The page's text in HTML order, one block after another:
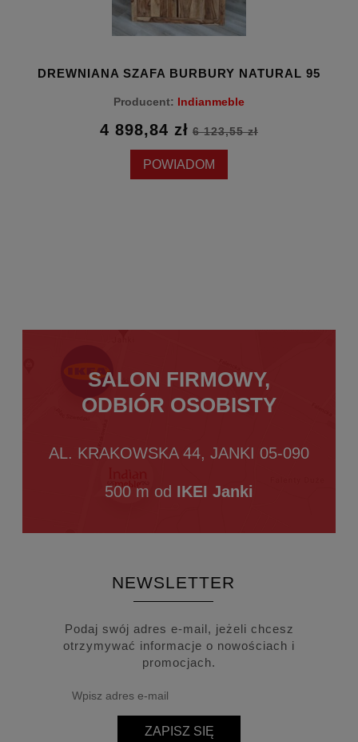
DREWNIANA SZAFA BURBURY NATURAL 95
Producent: Indianmeble
4 898,84 zł 6 123,55 zł
POWIADOM
SALON FIRMOWY,
ODBIÓR OSOBISTY
AL. KRAKOWSKA 44, JANKI 05-090
500 m od IKEI Janki
NEWSLETTER
Podaj swój adres e-mail, jeżeli chcesz
otrzymywać informacje o nowościach i
promocjach.
ZAPISZ SIĘ